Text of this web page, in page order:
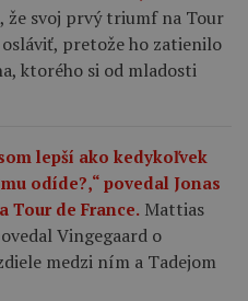
že svoj prvý triumf na Tour
pretože ho zatienilo
ktorého si od mladosti
lepší ako kedykoľvek
odíde?,“ povedal Jonas
Tour de France. Mattias
Vingegaard o
medzi ním a Tadejom